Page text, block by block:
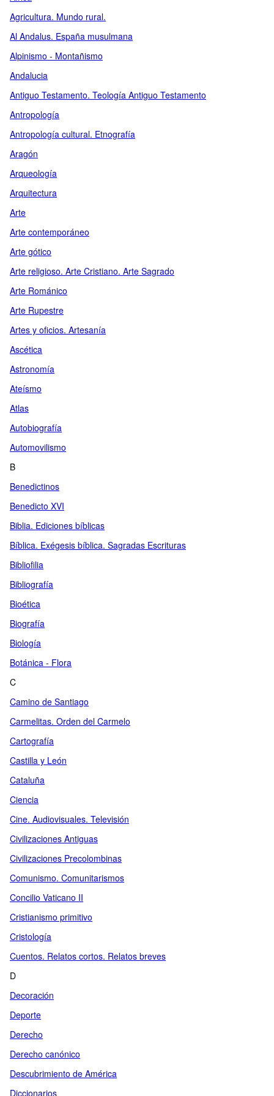
Agricultura. Mundo rural.
Al Andalus. España musulmana
Alpinismo - Montañismo
Andalucia
Antiguo Testamento. Teología Antiguo Testamento
Antropología
Antropología cultural. Etnografía
Aragón
Arqueología
Arquitectura
Arte
Arte contemporáneo
Arte gótico
Arte religioso. Arte Cristiano. Arte Sagrado
Arte Románico
Arte Rupestre
Artes y oficios. Artesanía
Ascética
Astronomía
Ateísmo
Atlas
Autobiografía
Automovilismo
B
Benedictinos
Benedicto XVI
Biblia. Ediciones bíblicas
Bíblica. Exégesis bíblica. Sagradas Escrituras
Bibliofilia
Bibliografía
Bioética
Biografía
Biología
Botánica - Flora
C
Camino de Santiago
Carmelitas. Orden del Carmelo
Cartografía
Castilla y León
Cataluña
Ciencia
Cine. Audiovisuales. Televisión
Civilizaciones Antiguas
Civilizaciones Precolombinas
Comunismo. Comunitarismos
Concilio Vaticano II
Cristianismo primitivo
Cristología
Cuentos. Relatos cortos. Relatos breves
D
Decoración
Deporte
Derecho
Derecho canónico
Descubrimiento de América
Diccionarios